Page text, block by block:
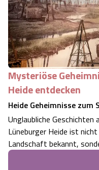
Mysteriöse
Heide entdecken
Heide Geheimnisse zum
Unglaubliche Geschichten
Lüneburger Heide ist
Landschaft bekannt,
Geheimnisse und